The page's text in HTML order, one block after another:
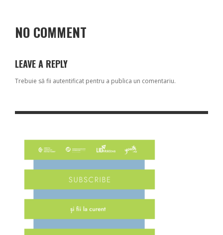
NO COMMENT
LEAVE A REPLY
Trebuie să fii autentificat pentru a publica un comentariu.